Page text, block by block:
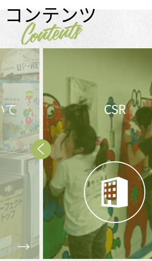
コンテンツ
Contents
お問合せ後の
流れ
Prev